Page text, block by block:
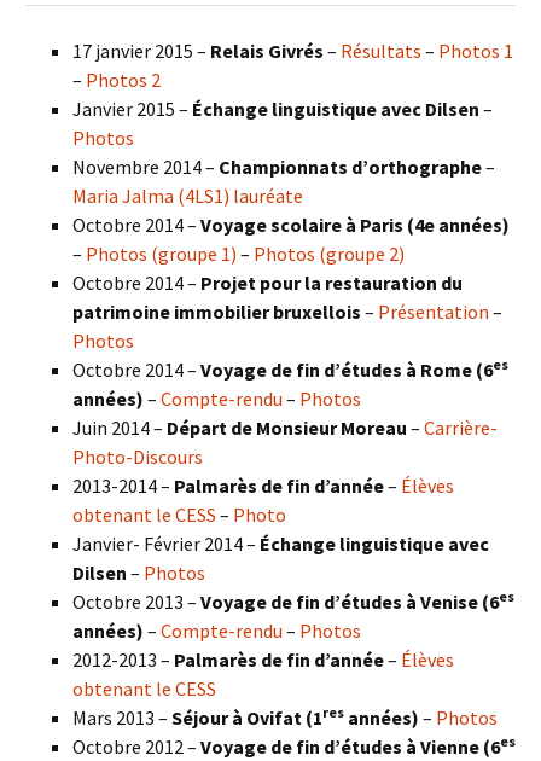
17 janvier 2015 – Relais Givrés – Résultats – Photos 1
– Photos 2
Janvier 2015 – Échange linguistique avec Dilsen –
Photos
Novembre 2014 – Championnats d’orthographe–
Maria Jalma (4LS1) lauréate
Octobre 2014 – Voyage scolaire à Paris (4e années)
– Photos (groupe 1) – Photos (groupe 2)
Octobre 2014 – Projet pour la restauration du
patrimoine immobilier bruxellois – Présentation –
Photos
Octobre 2014 – Voyage de fin d’études à Rome (6es
années) – Compte-rendu – Photos
Juin 2014 – Départ de Monsieur Moreau – Carrière-
Photo-Discours
2013-2014 – Palmarès de fin d’année– Élèves
obtenant le CESS – Photo
Janvier- Février 2014 – Échange linguistique avec
Dilsen – Photos
Octobre 2013 – Voyage de fin d’études à Venise (6es
années) – Compte-rendu – Photos
2012-2013 – Palmarès de fin d’année– Élèves
obtenant le CESS
Mars 2013 – Séjour à Ovifat (1res années) – Photos
Octobre 2012 – Voyage de fin d’études à Vienne (6es